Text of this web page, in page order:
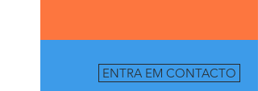
ENTRA EM CONTACTO